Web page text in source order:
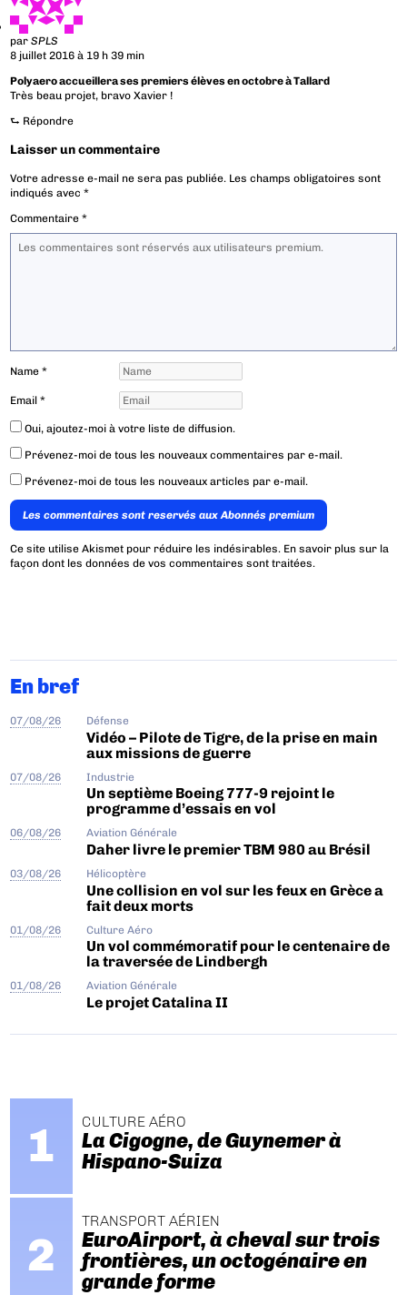
parSPLS
8 juillet 2016 à 19 h 39 min
Polyaero accueillera ses premiers élèves en octobre à Tallard
Très beau projet, bravo Xavier !
⮑ Répondre
Laisser un commentaire
Votre adresse e-mail ne sera pas publiée. Les champs obligatoires sont
indiqués avec*
Commentaire*
Name*
Email*
Oui, ajoutez-moi à votre liste de diffusion.
Prévenez-moi de tous les nouveaux commentaires par e-mail.
Prévenez-moi de tous les nouveaux articles par e-mail.
Les commentaires sont reservés aux Abonnés premium
Ce site utilise Akismet pour réduire les indésirables. En savoir plus sur la
façon dont les données de vos commentaires sont traitées.
En bref
07/08/26 Défense
Vidéo – Pilote de Tigre, de la prise en main
aux missions de guerre
07/08/26 Industrie
Un septième Boeing 777-9 rejoint le
programme d’essais en vol
06/08/26 Aviation Générale
Daher livre le premier TBM 980 au Brésil
03/08/26 Hélicoptère
Une collision en vol sur les feux en Grèce a
fait deux morts
01/08/26 Culture Aéro
Un vol commémoratif pour le centenaire de
la traversée de Lindbergh
01/08/26 Aviation Générale
Le projet Catalina II
CULTURE AÉRO
La Cigogne, de Guynemer à
Hispano-Suiza
TRANSPORT AÉRIEN
EuroAirport, à cheval sur trois
frontières, un octogénaire en
grande forme